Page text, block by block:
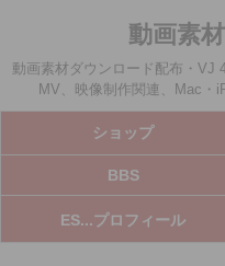
動画素
動画素材ダウンロード配布・VJ
MV、映像制作関連、Mac・
ショップ
BBS
ES...プロフィール